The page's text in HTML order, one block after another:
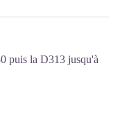
puis la D313 jusqu'à